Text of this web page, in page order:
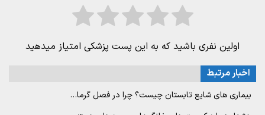
اولین نفری باشید که به این پست پزشکی امتیاز میدهید
اخبار مرتبط
بیماری های شایع تابستان چیست؟ چرا در فصل گرما…